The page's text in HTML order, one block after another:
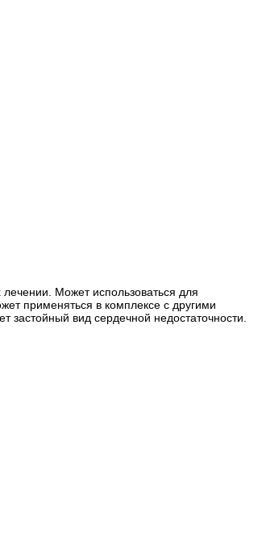
Может использоваться для
применяться в комплексе с другими
застойный вид сердечной недостаточности.